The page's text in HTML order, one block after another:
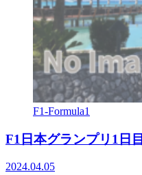
F1-Formula1
F1日本グランプリ1日目
2024.04.05